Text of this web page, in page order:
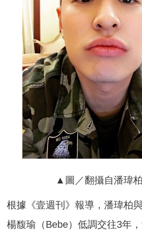
▲圖／翻攝自潘瑋
根據《壹週刊》報導，潘瑋柏
楊馥瑜（Bebe）低調交往3年